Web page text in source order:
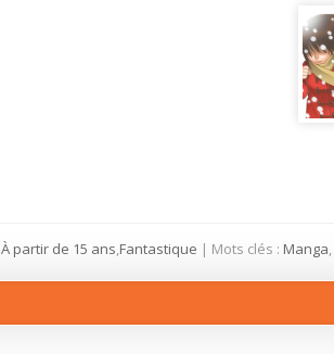
À partir de 15 ans,Fantastique | Mots clés : Manga,